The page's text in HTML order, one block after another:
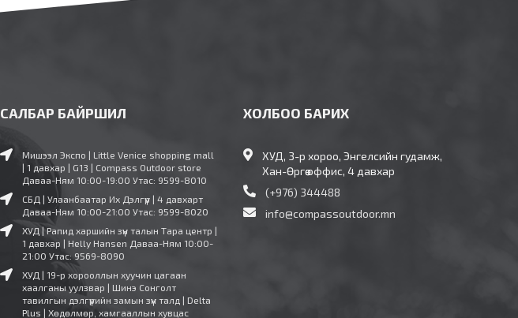
САЛБАР БАЙРШИЛ
Мишээл Экспо | Little Venice shopping mall
| 1 давхар | G13 | Compass Outdoor store
Даваа-Ням 10:00-19:00 Утас: 9599-8010
СБД | Улаанбаатар Их Дэлгүүр | 4 давхарт
Даваа-Ням 10:00-21:00 Утас: 9599-8020
ХУД | Рапид харшийн зүүн талын Тара центр |
1 давхар | Helly Hansen Даваа-Ням 10:00-
21:00 Утас: 9569-8090
ХУД | 19-р хорооллын хуучин цагаан
хаалганы уулзвар | Шинэ Сонголт
тавилгын дэлгүүрийн замын зүүн талд | Delta
Plus | Хөдөлмөр, хамгааллын хувцас
ХОЛБОО БАРИХ
ХУД, 3-р хороо, Энгелсийн гудамж,
Хан-Өргөө оффис, 4 давхар
(+976) 344488
info@compassoutdoor.mn